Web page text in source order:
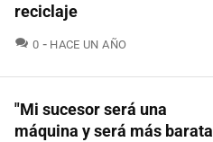
reciclaje
0 COMENTARIOS
HACE UN AÑO
"Mi sucesor será una
máquina y será más barata